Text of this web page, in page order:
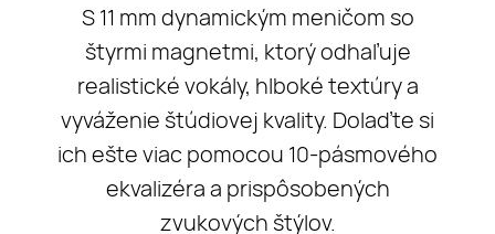
S 11 mm dynamickým meničom so
štyrmi magnetmi, ktorý odhaľuje
realistické vokály, hlboké textúry a
vyváženie štúdiovej kvality. Dolaďte si
ich ešte viac pomocou 10-pásmového
ekvalizéra a prispôsobených
zvukových štýlov.